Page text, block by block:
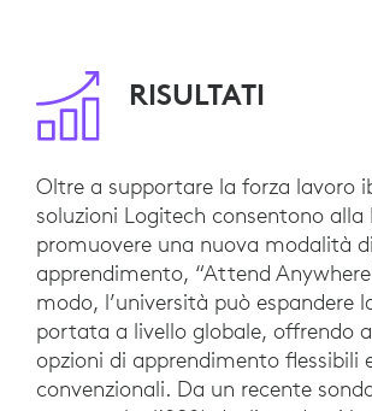
RISULTATI
Oltre a supportare la forza lavoro
soluzioni Logitech consentono alla
promuovere una nuova modalità di
apprendimento, “Attend
modo, l’università può espandere
portata a livello globale, offrendo
opzioni di apprendimento flessibili
convenzionali. Da un recente